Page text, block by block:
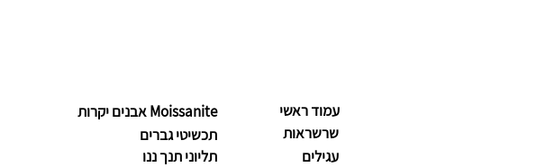
Moissanite אבנים יקרות
עמוד ראשי
תכשיטי גברים
שרשראות
תליוני תנך ננו
עגילים